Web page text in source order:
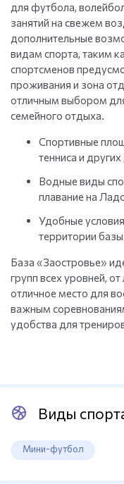
для футбола,
занятий на свежем
дополнительные
видам спорта, таким
спортсменов
проживания и зона
отличным выбором
семейного отдыха.
Спортивные
тенниса и
Водные виды
плавание на
Удобные
территории
База «Заостровье»
групп всех уровней,
отличное место для
важным
удобства для
Виды
Мини-футбол